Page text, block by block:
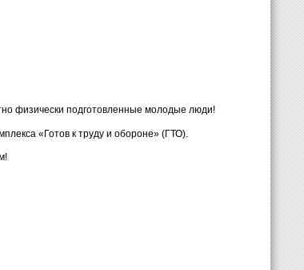
физически подготовленные молодые люди!
«Готов к труду и обороне» (ГТО).